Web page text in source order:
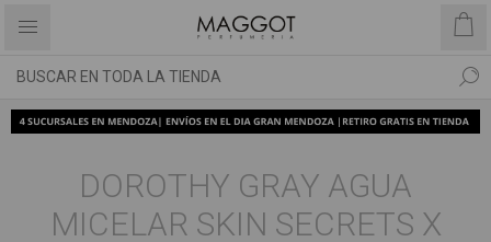
DOROTHY GRAY AGUA
MICELAR SKIN SECRETS X